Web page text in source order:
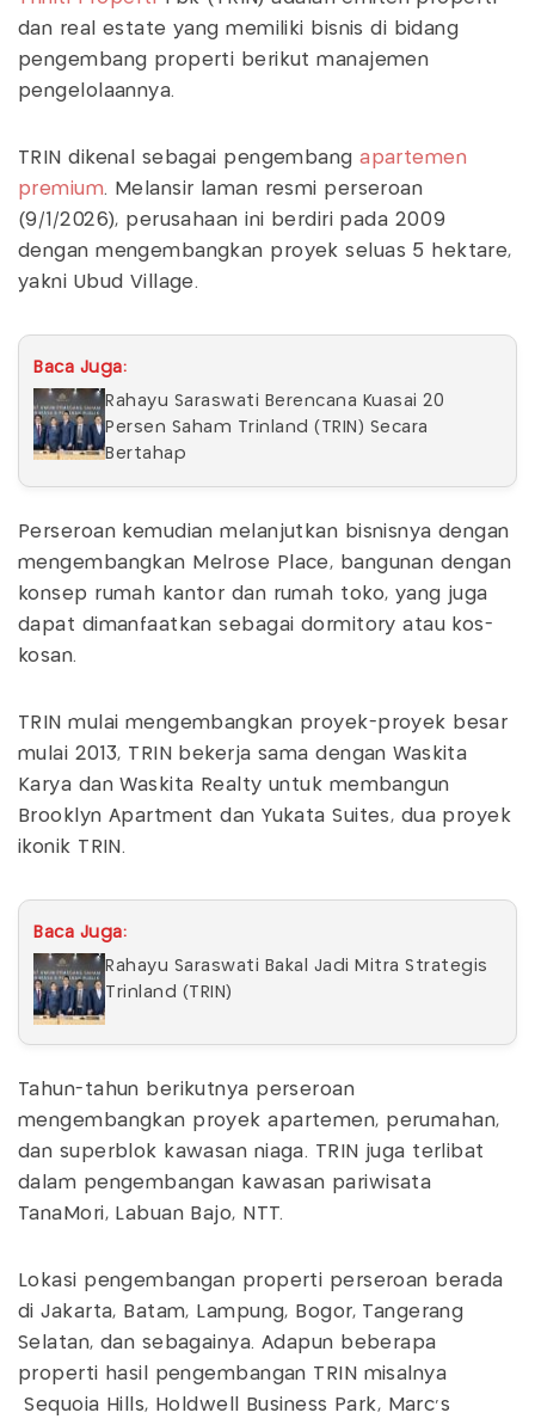
dan real estate yang memiliki bisnis di bidang
pengembang properti berikut manajemen
pengelolaannya.
TRIN dikenal sebagai pengembangapartemen
premium. Melansir laman resmi perseroan
(9/1/2026), perusahaan ini berdiri pada 2009
dengan mengembangkan proyek seluas 5 hektare,
yakni Ubud Village.
Baca Juga:
Rahayu Saraswati Berencana Kuasai 20
Persen Saham Trinland (TRIN) Secara
Bertahap
Perseroan kemudian melanjutkan bisnisnya dengan
mengembangkan Melrose Place, bangunan dengan
konsep rumah kantor dan rumah toko, yang juga
dapat dimanfaatkan sebagai dormitory atau kos-
kosan.
TRIN mulai mengembangkan proyek-proyek besar
mulai 2013, TRIN bekerja sama dengan Waskita
Karya dan Waskita Realty untuk membangun
Brooklyn Apartment dan Yukata Suites, dua proyek
ikonik TRIN.
Baca Juga:
Rahayu Saraswati Bakal Jadi Mitra Strategis
Trinland (TRIN)
Tahun-tahun berikutnya perseroan
mengembangkan proyek apartemen, perumahan,
dan superblok kawasan niaga. TRIN juga terlibat
dalam pengembangan kawasan pariwisata
TanaMori, Labuan Bajo, NTT.
Lokasi pengembangan properti perseroan berada
di Jakarta, Batam, Lampung, Bogor, Tangerang
Selatan, dan sebagainya. Adapun beberapa
properti hasil pengembangan TRIN misalnya
Sequoia Hills, Holdwell Business Park, Marc’s